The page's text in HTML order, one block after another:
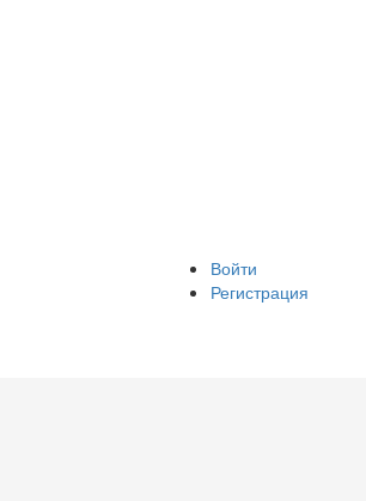
Войти
Регистрация